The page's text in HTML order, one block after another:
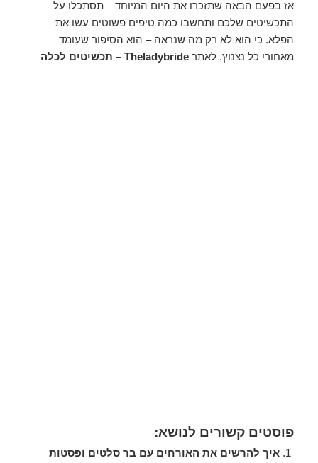
אז בפעם הבאה שתזכרו את היום המיוחד – תסתכלו על
התכשיטים שלכם ותחשבו כמה טיפים פשוטים עשו את
הפלא. כי הוא לא רק מה שנראה – הוא הסיפור שעומד
מאחורי כל נצנוץ. לאתרTheladybride – תכשיטים לכלה
פוסטים קשורים לנושא:
איך להרשים את האורחים עם בר סלטים ופסטות